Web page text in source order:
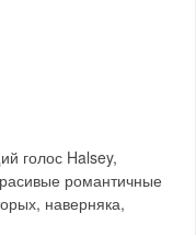
голос Halsey,
романтичные
наверняка,